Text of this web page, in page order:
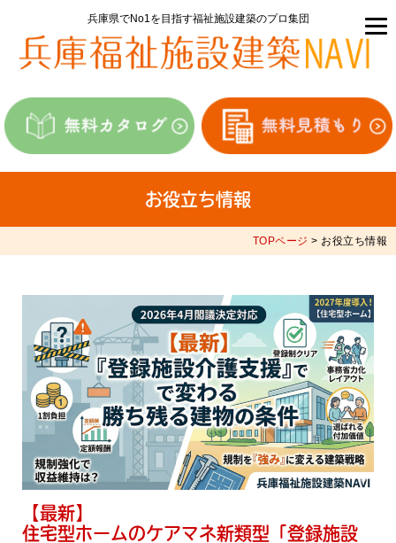
兵庫県でNo1を目指す福祉施設建築のプロ集団
お役立ち情報
TOPページ > お役立ち情報
【最新】
住宅型ホームのケアマネ新類型「登録施設